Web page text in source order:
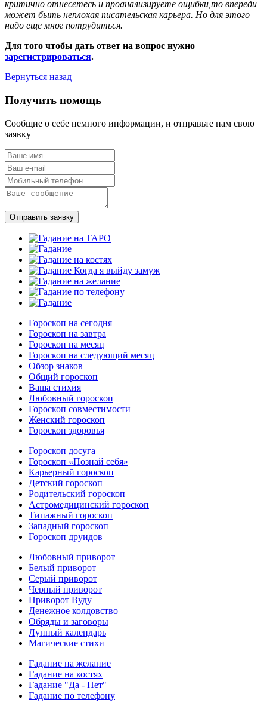
критично отнесетесь и проанализируете ощибки,то впереди
может быть неплохая писательская карьера. Но для этого
надо еще мног потрудиться.
Для того чтобы дать ответ на вопрос нужно
зарегистрироваться.
Вернуться назад
Получить помощь
Сообщие о себе немного информации, и отправьте нам свою
заявку
Отправить заявку
Гороскоп на сегодня
Гороскоп на завтра
Гороскоп на месяц
Гороскоп на следующий месяц
Обзор знаков
Общий гороскоп
Ваша стихия
Любовный гороскоп
Гороскоп совместимости
Женский гороскоп
Гороскоп здоровья
Гороскоп досуга
Гороскоп «Познай себя»
Карьерный гороскоп
Детский гороскоп
Родительский гороскоп
Астромедицинский гороскоп
Типажный гороскоп
Западный гороскоп
Гороскоп друидов
Любовный приворот
Белый приворот
Серый приворот
Черный приворот
Приворот Вуду
Денежное колдовство
Обряды и заговоры
Лунный календарь
Магические стихи
Гадание на желание
Гадание на костях
Гадание "Да - Нет"
Гадание по телефону